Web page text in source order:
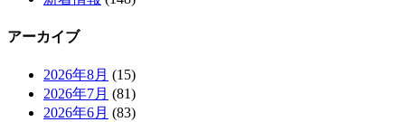
アーカイブ
2026年8月 (15)
2026年7月 (81)
2026年6月 (83)